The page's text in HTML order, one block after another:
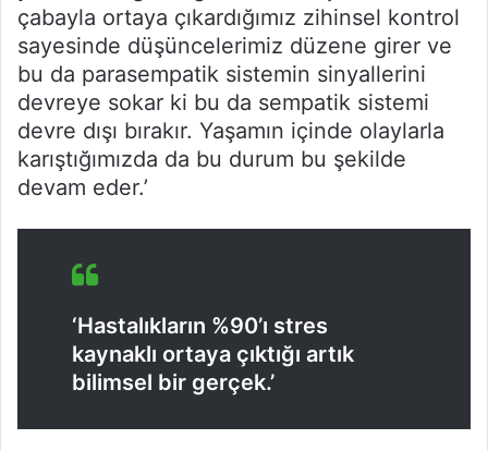
çabayla ortaya çıkardığımız zihinsel kontrol
sayesinde düşüncelerimiz düzene girer ve
bu da parasempatik sistemin sinyallerini
devreye sokar ki bu da sempatik sistemi
devre dışı bırakır. Yaşamın içinde olaylarla
karıştığımızda da bu durum bu şekilde
devam eder.’
‘Hastalıkların %90’ı stres
kaynaklı ortaya çıktığı artık
bilimsel bir gerçek.’